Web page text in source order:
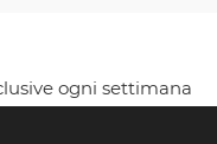
ogni settimana